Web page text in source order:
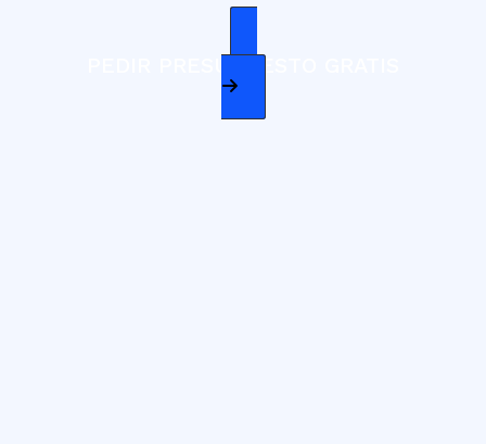
PEDIR PRESUPUESTO GRATIS